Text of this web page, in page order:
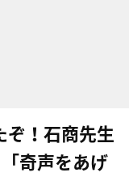
ぞ！石商先生
奇声をあげ